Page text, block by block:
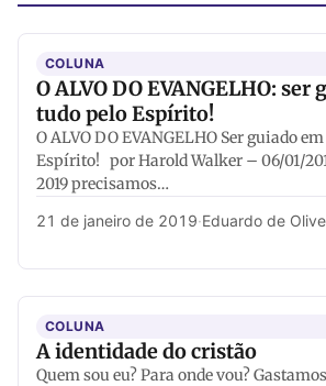
COLUNA
O ALVO DO EVANGELHO: ser
tudo pelo Espírito!
O ALVO DO EVANGELHO Ser guiado
Espírito! por Harold Walker – 06/01/
2019 precisamos…
21 de janeiro de 2019·Eduardo de
COLUNA
A identidade do cristão
Quem sou eu? Para onde vou?